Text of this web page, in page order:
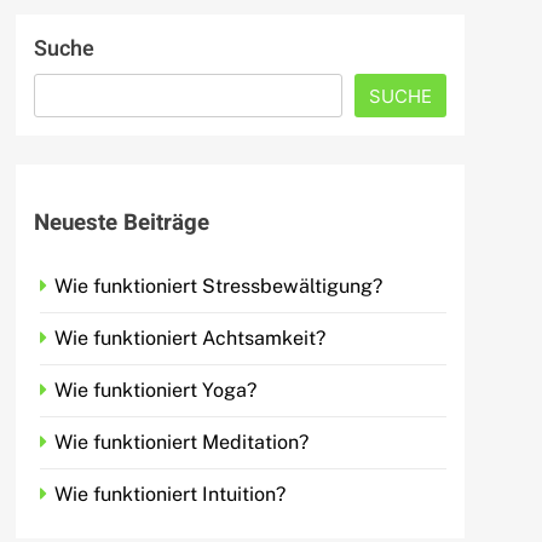
Suche
SUCHE
Neueste Beiträge
Wie funktioniert Stressbewältigung?
Wie funktioniert Achtsamkeit?
Wie funktioniert Yoga?
Wie funktioniert Meditation?
Wie funktioniert Intuition?